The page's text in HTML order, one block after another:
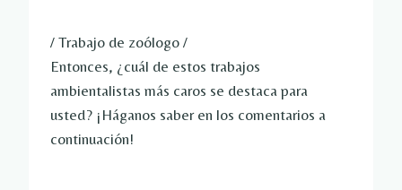
/ Trabajo de zoólogo /
Entonces, ¿cuál de estos trabajos
ambientalistas más caros se destaca para
usted? ¡Háganos saber en los comentarios a
continuación!